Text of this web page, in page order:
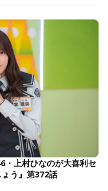
・上村ひなのが大喜利セ
う』第372話